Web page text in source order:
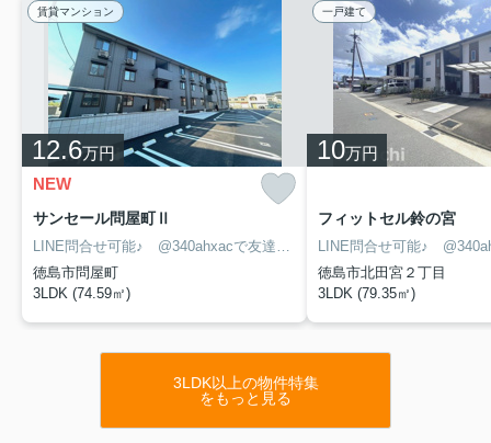
賃貸マンション
12.6万円
NEW
サンセール問屋町Ⅱ
LINE問合せ可能♪ @340ahxacで友達検索して下さい
徳島市問屋町
3LDK (74.59㎡)
一戸建て
10万円
フィットセル鈴の宮
徳島市北田宮２丁目
3LDK (79.35㎡)
3LDK以上の物件特集
をもっと見る